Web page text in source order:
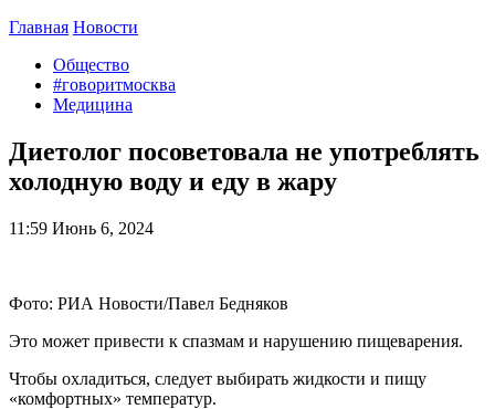
Главная Новости
Общество
#говоритмосква
Медицина
Диетолог посоветовала не употреблять
холодную воду и еду в жару
11:59 Июнь 6, 2024
Фото: РИА Новости/Павел Бедняков
Это может привести к спазмам и нарушению пищеварения.
Чтобы охладиться, следует выбирать жидкости и пищу
«комфортных» температур.